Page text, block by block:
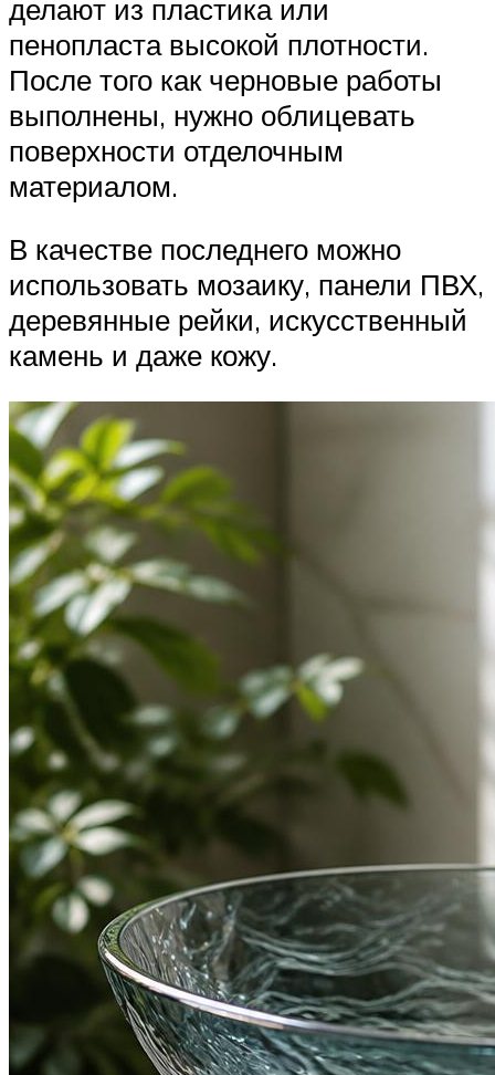
делают из пластика или
пенопласта высокой плотности.
После того как черновые работы
выполнены, нужно облицевать
поверхности отделочным
материалом.
В качестве последнего можно
использовать мозаику, панели ПВХ,
деревянные рейки, искусственный
камень и даже кожу.